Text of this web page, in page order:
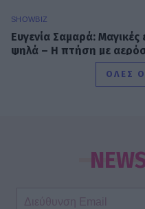
SHOWBIZ
Ευγενία Σαμαρά: Μαγικές
ψηλά – Η πτήση με
cut-out μαγιό που
κομψή & μαυρισμένη
ΟΛΕΣ